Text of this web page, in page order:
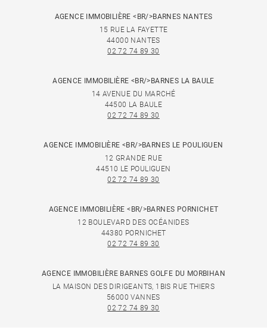
AGENCE IMMOBILIÈRE <BR/>BARNES NANTES
15 RUE LA FAYETTE
44000 NANTES
02 72 74 89 30
AGENCE IMMOBILIÈRE <BR/>BARNES LA BAULE
14 AVENUE DU MARCHÉ
44500 LA BAULE
02 72 74 89 30
AGENCE IMMOBILIÈRE <BR/>BARNES LE POULIGUEN
12 GRANDE RUE
44510 LE POULIGUEN
02 72 74 89 30
AGENCE IMMOBILIÈRE <BR/>BARNES PORNICHET
12 BOULEVARD DES OCÉANIDES
44380 PORNICHET
02 72 74 89 30
AGENCE IMMOBILIÈRE BARNES GOLFE DU MORBIHAN
LA MAISON DES DIRIGEANTS, 1BIS RUE THIERS
56000 VANNES
02 72 74 89 30